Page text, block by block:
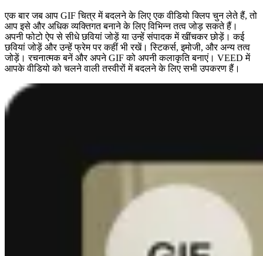
एक बार जब आप GIF चित्र में बदलने के लिए एक वीडियो क्लिप चुन लेते हैं, तो
आप इसे और अधिक व्यक्तिगत बनाने के लिए विभिन्न तत्व जोड़ सकते हैं।
अपनी फोटो ऐप से सीधे छवियां जोड़ें या उन्हें संपादक में खींचकर छोड़ें। कई
छवियां जोड़ें और उन्हें फ्रेम पर कहीं भी रखें। स्टिकर्स, इमोजी, और अन्य तत्व
जोड़ें। रचनात्मक बनें और अपने GIF को अपनी कलाकृति बनाएं। VEED में
आपके वीडियो को चलने वाली तस्वीरों में बदलने के लिए सभी उपकरण हैं।